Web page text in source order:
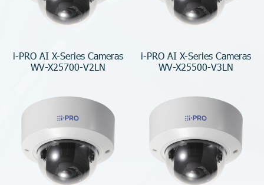
i-PRO AI X-Series Cameras
WV-X25700-V2LN
i-PRO AI X-Series Cameras
WV-X25500-V3LN